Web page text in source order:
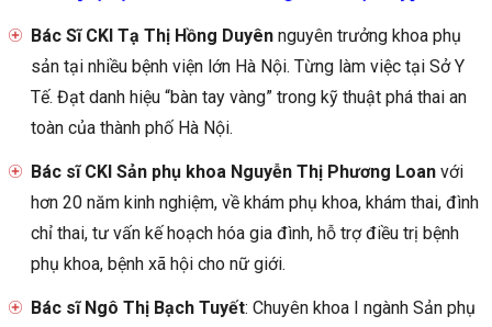
Bác Sĩ CKI Tạ Thị Hồng Duyênnguyên trưởng khoa phụ
sản tại nhiều bệnh viện lớn Hà Nội. Từng làm việc tại Sở Y
Tế. Đạt danh hiệu “bàn tay vàng” trong kỹ thuật phá thai an
toàn của thành phố Hà Nội.
Bác sĩ CKI Sản phụ khoa Nguyễn Thị Phương Loanvới
hơn 20 năm kinh nghiệm, về khám phụ khoa, khám thai, đình
chỉ thai, tư vấn kế hoạch hóa gia đình, hỗ trợ điều trị bệnh
phụ khoa, bệnh xã hội cho nữ giới.
Bác sĩ Ngô Thị Bạch Tuyết: Chuyên khoa I ngành Sản phụ